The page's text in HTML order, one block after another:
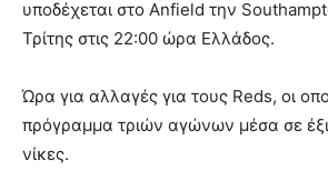
υποδέχεται στο Anfield την
Τρίτης στις 22:00 ώρα Ελλάδος.
Ώρα για αλλαγές για τους Reds, οι
πρόγραμμα τριών αγώνων μέσα σε
νίκες.